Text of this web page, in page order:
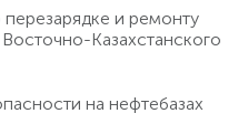
и ремонту
Казахстанского
на нефтебазах